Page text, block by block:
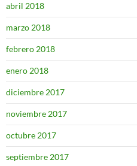
abril 2018
marzo 2018
febrero 2018
enero 2018
diciembre 2017
noviembre 2017
octubre 2017
septiembre 2017